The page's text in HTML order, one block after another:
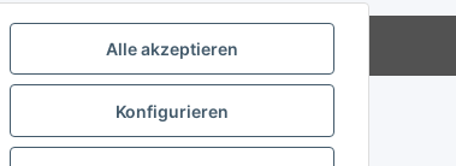
Alle akzeptieren
Konfigurieren